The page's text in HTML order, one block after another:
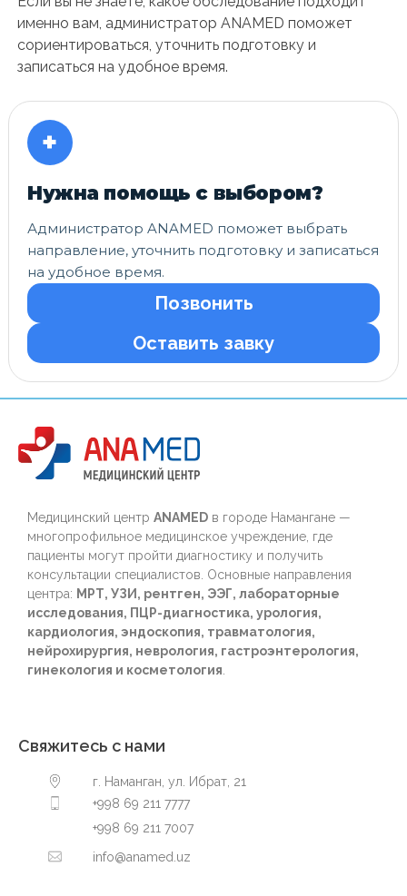
именно вам, администратор ANAMED поможет
сориентироваться, уточнить подготовку и
записаться на удобное время.
+
Нужна помощь с выбором?
Администратор ANAMED поможет выбрать
направление, уточнить подготовку и записаться
на удобное время.
Позвонить
Оставить завку
Медицинский центр ANAMED в городе Намангане —
многопрофильное медицинское учреждение, где
пациенты могут пройти диагностику и получить
консультации специалистов. Основные направления
центра: МРТ, УЗИ, рентген, ЭЭГ, лабораторные
исследования, ПЦР-диагностика, урология,
кардиология, эндоскопия, травматология,
нейрохирургия, неврология, гастроэнтерология,
гинекология и косметология
Свяжитесь с нами
г. Наманган, ул. Ибрат, 21
+998 69 211 7777
+998 69 211 7007
info@anamed.uz